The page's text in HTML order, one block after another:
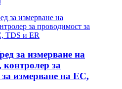
за измерване на
контролер за
измерване на EC,